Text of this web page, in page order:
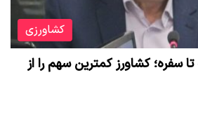
کشاورزی
سفره؛ کشاورز کمترین سهم را از